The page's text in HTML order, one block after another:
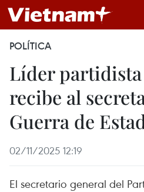
POLÍTICA
Líder
recibe al
Guerra de
02/11/2025 12:19
El secretario general del